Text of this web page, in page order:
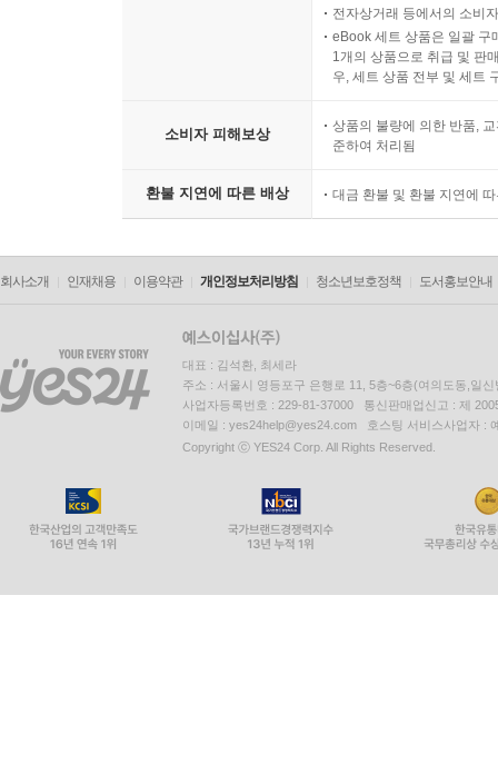
전자상거래 등에서의 소비
eBook 세트 상품은 일괄 구
1개의 상품으로 취급 및 판
우, 세트 상품 전부 및 세트
소비자 피해보상
상품의 불량에 의한 반품,
준하여 처리됨
환불 지연에 따른 배상 대금 환불 및 환불 지연에
회사소개 인재채용 이용약관 개인정보처리방침 청소년보호정책 도서홍보안내
대표 : 김석환, 최세라
주소 : 서울시 영등포구 은행로 11, 5층~6층(여의도동,일신
사업자등록번호 : 229-81-37000 통신판매업신고 : 제
이메일 : yes24help@yes24.com 호스팅 서비스사업자 :
Copyright ⓒ YES24 Corp. All Rights Reserved.